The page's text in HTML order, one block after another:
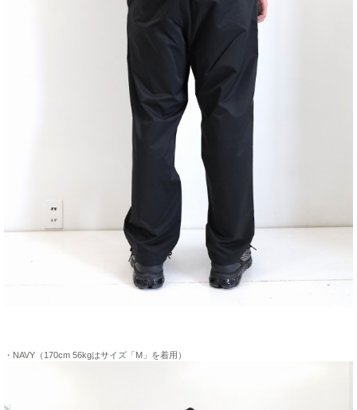
・NAVY（170cm 56kgはサイズ「M」を着用）